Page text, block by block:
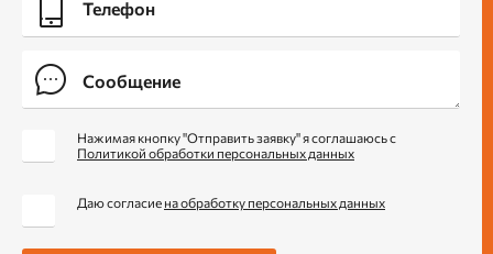
Нажимая кнопку "Отправить заявку" я соглашаюсь с
Политикой обработки персональных данных
Даю согласие на обработку персональных данных